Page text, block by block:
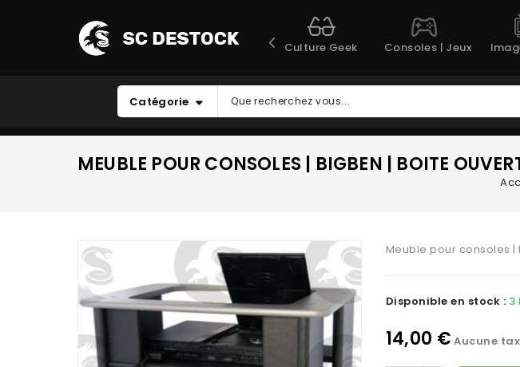
Culture Geek Consoles | Jeux
Catégorie
MEUBLE POUR CONSOLES | BIGBEN | BOITE
Meuble pour consoles |
Disponible en stock : 3
14,00 € Aucune